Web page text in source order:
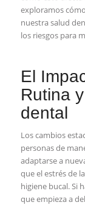
exploramos
⁤nuestra salud
los‌ riesgos para
⁢El
Rutina
dental
Los cambios
personas de
adaptarse a
que el ‌estrés de
higiene ‌bucal. Si⁢
que ⁤empieza‌ a